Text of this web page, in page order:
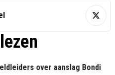
over aanslag Bondi